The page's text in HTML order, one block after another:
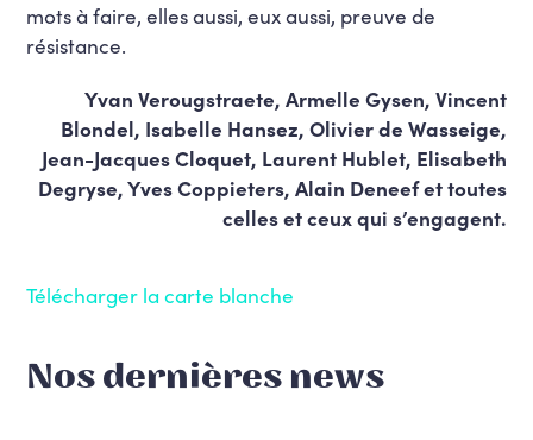
mots à faire, elles aussi, eux aussi, preuve de
résistance.
Yvan Verougstraete, Armelle Gysen, Vincent
Blondel, Isabelle Hansez, Olivier de Wasseige,
Jean-Jacques Cloquet, Laurent Hublet, Elisabeth
Degryse, Yves Coppieters, Alain Deneef et toutes
celles et ceux qui s’engagent.
Télécharger la carte blanche
Nos dernières news